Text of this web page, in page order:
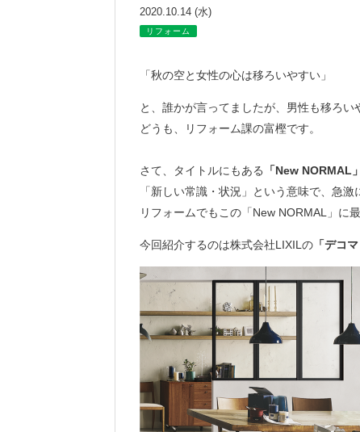
2020.10.14 (水)
リフォーム
「秋の空と女性の心は移ろいやすい」
と、誰かが言ってましたが、男性も移ろい
どうも、リフォーム課の富樫です。
さて、タイトルにもある
「New NORMAL」
「新しい常識・状況」という意味で、急
リフォームでもこの「New NORMAL」に
今回紹介するのは株式会社LIXILの 「デコマ